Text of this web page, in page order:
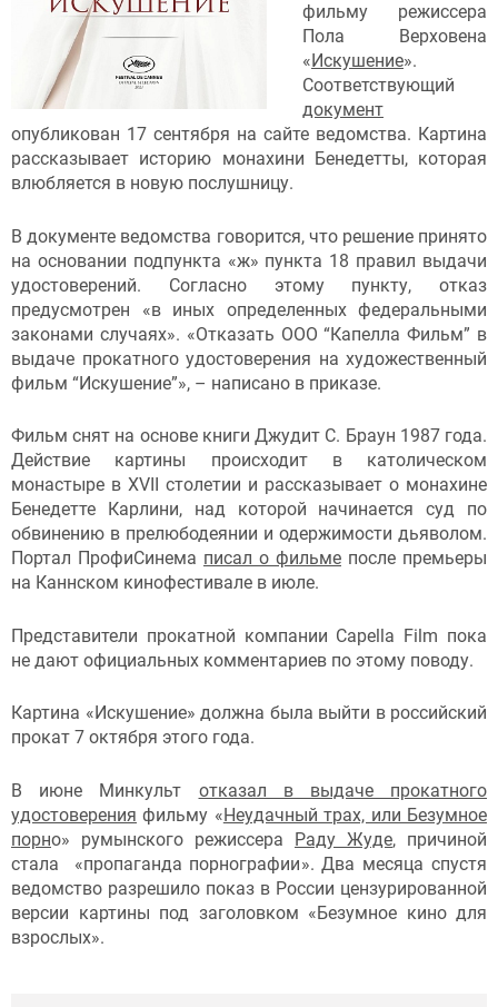
фильму режиссера
Пола Верховена
«Искушение».
Соответствующий
документ
опубликован 17 сентября на сайте ведомства. Картина
рассказывает историю монахини Бенедетты, которая
влюбляется в новую послушницу.
В документе ведомства говорится, что решение принято
на основании подпункта «ж» пункта 18 правил выдачи
удостоверений. Согласно этому пункту, отказ
предусмотрен «в иных определенных федеральными
законами случаях». «Отказать ООО “Капелла Фильм” в
выдаче прокатного удостоверения на художественный
фильм “Искушение”», – написано в приказе.
Фильм снят на основе книги Джудит С. Браун 1987 года.
Действие картины происходит в католическом
монастыре в XVII столетии и рассказывает о монахине
Бенедетте Карлини, над которой начинается суд по
обвинению в прелюбодеянии и одержимости дьяволом.
Портал ПрофиСинема писал о фильме после премьеры
на Каннском кинофестивале в июле.
Представители прокатной компании Capella Film пока
не дают официальных комментариев по этому поводу.
Картина «Искушение» должна была выйти в российский
прокат 7 октября этого года.
В июне Минкульт отказал в выдаче прокатного
удостоверения фильму «Неудачный трах, или Безумное
порно» румынского режиссера Раду Жуде, причиной
стала «пропаганда порнографии». Два месяца спустя
ведомство разрешило показ в России цензурированной
версии картины под заголовком «Безумное кино для
взрослых».